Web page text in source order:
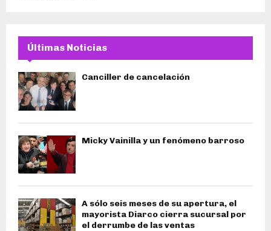
Últimas Noticias
Canciller de cancelación
Micky Vainilla y un fenómeno barroso
A sólo seis meses de su apertura, el
mayorista Diarco cierra sucursal por
el derrumbe de las ventas